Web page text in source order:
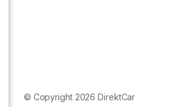
© Copyright 2026 DirektCar